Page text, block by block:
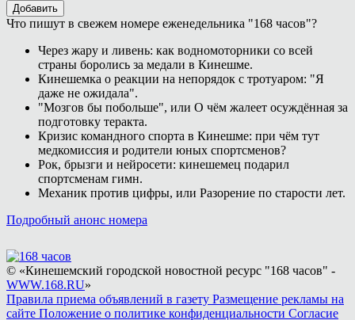
Добавить
Что пишут в свежем номере еженедельника "168 часов"?
Через жару и ливень: как водномоторники со всей
страны боролись за медали в Кинешме.
Кинешемка о реакции на непорядок с тротуаром: "Я
даже не ожидала".
"Мозгов бы побольше", или О чём жалеет осуждённая за
подготовку теракта.
Кризис командного спорта в Кинешме: при чём тут
медкомиссия и родители юных спортсменов?
Рок, брызги и нейросети: кинешемец подарил
спортсменам гимн.
Механик против цифры, или Разорение по старости лет.
Подробный анонс номера
© «Кинешемский городской новостной ресурс "168 часов" -
WWW.168.RU»
Правила приема объявлений в газету Размещение рекламы на
сайте Положение о политике конфиденциальности Согласие